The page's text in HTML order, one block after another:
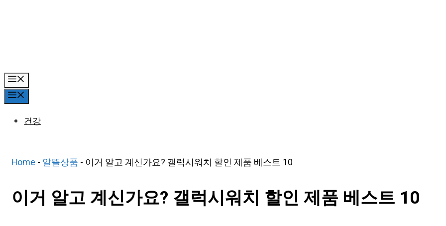
건강
Home-알뜰상품- 이거 알고 계신가요? 갤럭시워치 할인 제품 베스트 10
이거 알고 계신가요? 갤럭시워치 할인 제품 베스트 10